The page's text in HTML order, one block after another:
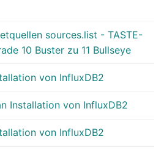
sources.list - TASTE-
10 Buster zu 11 Bullseye
von InfluxDB2
Installation von InfluxDB2
von InfluxDB2